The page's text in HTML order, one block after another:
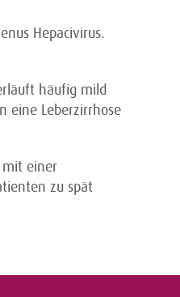
Hepacivirus.
häufig mild
eine Leberzirrhose
mit einer
zu spät